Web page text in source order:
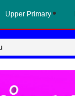
Upper Primary